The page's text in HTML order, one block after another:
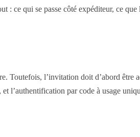
ce qui se passe côté expéditeur, ce
Toutefois, l’invitation doit d’abord être
l’authentification par code à usage